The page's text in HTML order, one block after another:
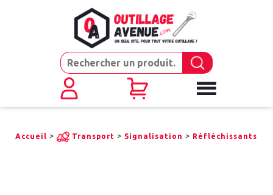
Accueil > Transport > Signalisation > Réfléchissants